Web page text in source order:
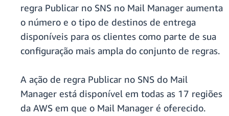
regra Publicar no SNS no Mail Manager aumenta
o número e o tipo de destinos de entrega
disponíveis para os clientes como parte de sua
configuração mais ampla do conjunto de regras.
A ação de regra Publicar no SNS do Mail
Manager está disponível em todas as 17 regiões
da AWS em que o Mail Manager é oferecido.